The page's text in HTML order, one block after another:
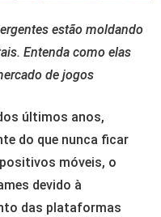
estão moldando
Entenda como elas
de jogos
últimos anos,
do que nunca ficar
móveis, o
devido à
das plataformas